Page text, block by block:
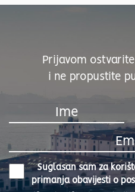
Prijavom
i ne propustite
Suglasan sam za
primanja obavijesti o